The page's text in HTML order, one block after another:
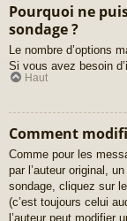
Pourquoi ne
sondage ?
Le nombre d’options
Si vous avez besoin
Haut
Comment
Comme pour les
par l’auteur original,
sondage, cliquez sur
(c’est toujours celui
l’auteur peut modifier